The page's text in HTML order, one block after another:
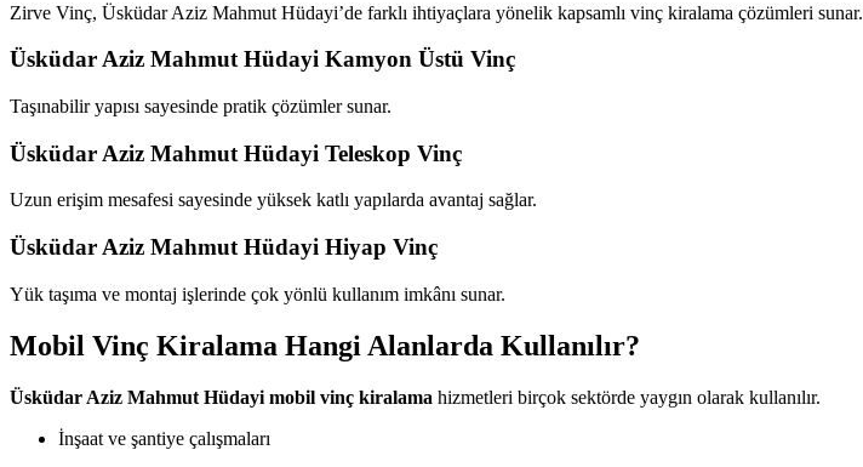
Zirve Vinç, Üsküdar Aziz Mahmut Hüdayi’de farklı ihtiyaçlara yönelik kapsamlı vinç kiralama çözümleri sunar.
Üsküdar Aziz Mahmut Hüdayi Kamyon Üstü Vinç
Taşınabilir yapısı sayesinde pratik çözümler sunar.
Üsküdar Aziz Mahmut Hüdayi Teleskop Vinç
Uzun erişim mesafesi sayesinde yüksek katlı yapılarda avantaj sağlar.
Üsküdar Aziz Mahmut Hüdayi Hiyap Vinç
Yük taşıma ve montaj işlerinde çok yönlü kullanım imkânı sunar.
Mobil Vinç Kiralama Hangi Alanlarda Kullanılır?
Üsküdar Aziz Mahmut Hüdayi mobil vinç kiralama hizmetleri birçok sektörde yaygın olarak kullanılır.
İnşaat ve şantiye çalışmaları